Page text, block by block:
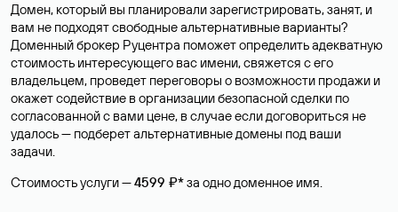
Домен, который вы планировали зарегистрировать, занят, и
вам не подходят свободные альтернативные варианты?
Доменный брокер Руцентра поможет определить адекватную
стоимость интересующего вас имени, свяжется с его
владельцем, проведет переговоры о возможности продажи и
окажет содействие в организации безопасной сделки по
согласованной с вами цене, в случае если договориться не
удалось — подберет альтернативные домены под ваши
задачи.
Стоимость услуги —4599 ₽*за одно доменное имя.